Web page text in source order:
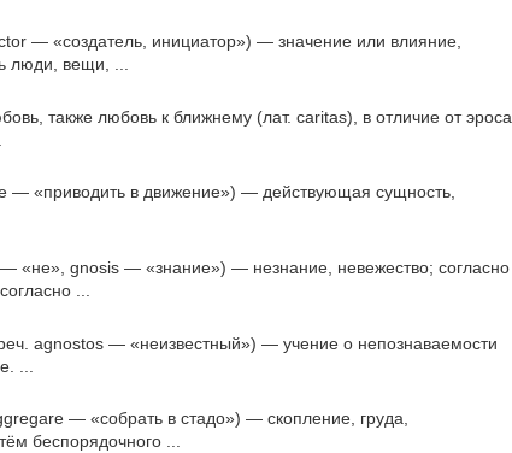
— «создатель, инициатор») — значение или влияние,
люди, вещи, ...
также любовь к ближнему (лат. caritas), в отличие от эроса
— «приводить в движение») — действующая сущность,
— «не», gnosis — «знание») — незнание, невежество; согласно
...
agnostos — «неизвестный») — учение о непознаваемости
...
— «собрать в стадо») — скопление, груда,
беспорядочного ...